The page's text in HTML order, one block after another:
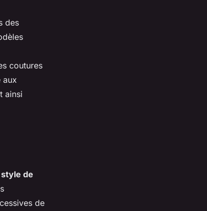
des
coutures
aux
ainsi
style de
de